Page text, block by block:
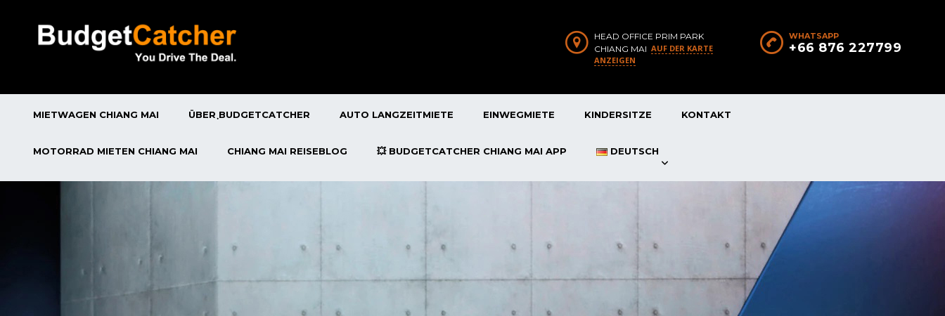
WHATSAPP
+66 876 227799
HEAD OFFICE PRIM PARK
CHIANG MAI AUF DER KARTE
ANZEIGEN
MIETWAGEN CHIANG MAI ÜBER ฺBUDGETCATCHER AUTO LANGZEITMIETE EINWEGMIETE KINDERSITZE KONTAKT
MOTORRAD MIETEN CHIANG MAI CHIANG MAI REISEBLOG 💥 BUDGETCATCHER CHIANG MAI APP DEUTSCH